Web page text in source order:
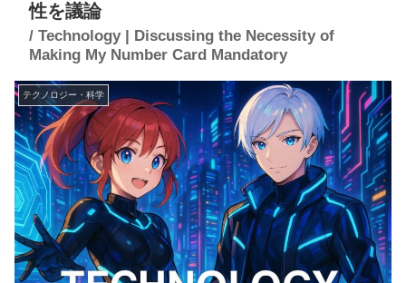
性を議論
/ Technology | Discussing the Necessity of
Making My Number Card Mandatory
テクノロジー・科学